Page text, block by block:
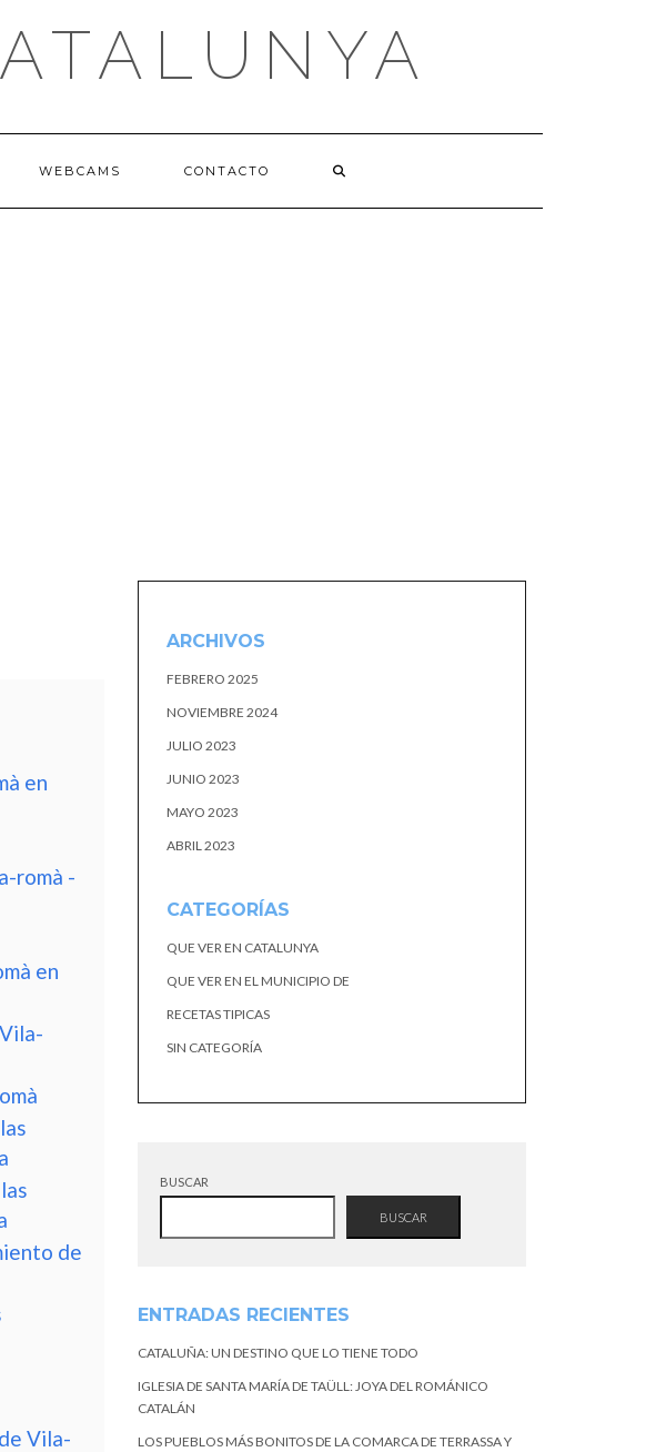
WEBCAMS CONTACTO
en
romà -
en
de
Vila-
ARCHIVOS
FEBRERO 2025
NOVIEMBRE 2024
JULIO 2023
JUNIO 2023
MAYO 2023
ABRIL 2023
CATEGORÍAS
QUE VER EN CATALUNYA
QUE VER EN EL MUNICIPIO DE
RECETAS TIPICAS
SIN CATEGORÍA
BUSCAR
BUSCAR
ENTRADAS RECIENTES
CATALUÑA: UN DESTINO QUE LO TIENE TODO
IGLESIA DE SANTA MARÍA DE TAÜLL: JOYA DEL ROMÁNICO
CATALÁN
LOS PUEBLOS MÁS BONITOS DE LA COMARCA DE TERRASSA Y